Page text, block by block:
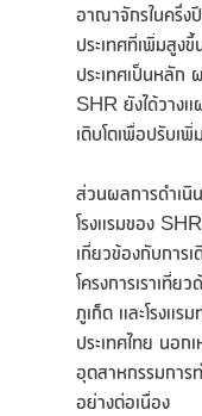
อาณาจักรในครึ่ง
ประเทศที่เพิ่มสูง
ประเทศเป็นหลัก
SHR ยังได้วาง
เติบโตเพื่อปรับเ
ส่วนผลการดำเนิ
โรงแรมของ
เกี่ยวข้องกับการ
โครงการเราเที่
ภูเก็ต และโรงแ
ประเทศไทย นอก
อุตสาหกรรมการ
อย่างต่อเนื่อง